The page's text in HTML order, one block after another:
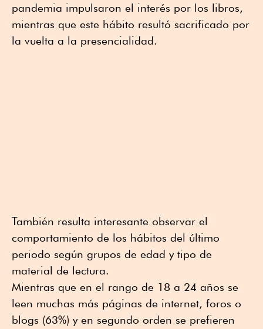
pandemia impulsaron el interés por los libros,
mientras que este hábito resultó sacrificado por
la vuelta a la presencialidad.
También resulta interesante observar el
comportamiento de los hábitos del último
periodo según grupos de edad y tipo de
material de lectura.
Mientras que en el rango de 18 a 24 años se
leen muchas más páginas de internet, foros o
blogs (63%) y en segundo orden se prefieren